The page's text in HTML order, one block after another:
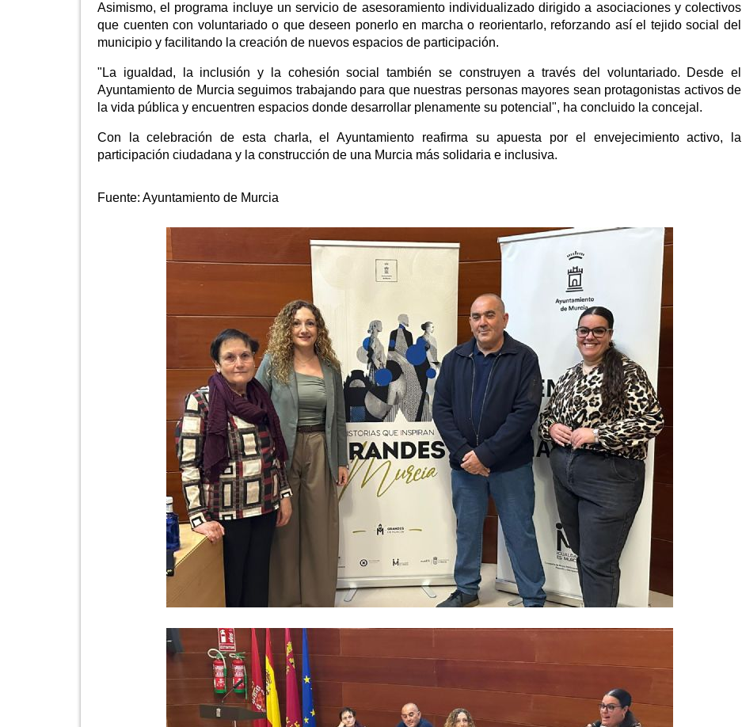
Asimismo, el programa incluye un servicio de asesoramiento individualizado dirigido a asociaciones y colectivos
que cuenten con voluntariado o que deseen ponerlo en marcha o reorientarlo, reforzando así el tejido social del
municipio y facilitando la creación de nuevos espacios de participación.
"La igualdad, la inclusión y la cohesión social también se construyen a través del voluntariado. Desde el
Ayuntamiento de Murcia seguimos trabajando para que nuestras personas mayores sean protagonistas activos de
la vida pública y encuentren espacios donde desarrollar plenamente su potencial", ha concluido la concejal.
Con la celebración de esta charla, el Ayuntamiento reafirma su apuesta por el envejecimiento activo, la
participación ciudadana y la construcción de una Murcia más solidaria e inclusiva.
Fuente: Ayuntamiento de Murcia